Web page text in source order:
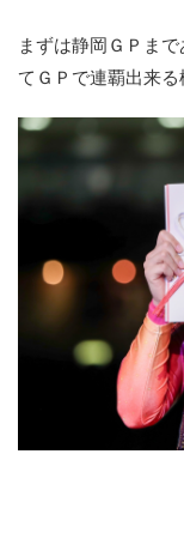
まずは静岡ＧＰま
てＧＰで連覇出来る